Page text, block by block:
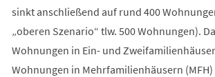
sinkt anschließend auf rund 400
„oberen Szenario“ tlw. 500 Wohnungen).
Wohnungen in Ein- und
Wohnungen in Mehrfamilienhäusern